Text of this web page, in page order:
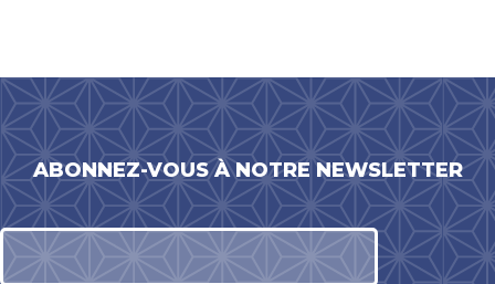
ABONNEZ-VOUS À NOTRE NEWSLETTER